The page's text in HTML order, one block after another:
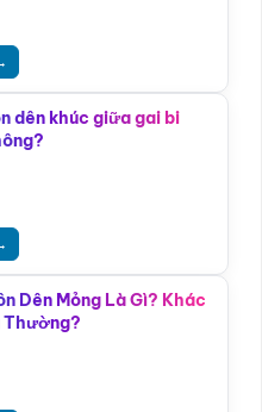
dên khúc giữa gai bi
Dên Mỏng Là Gì? Khác
Thường?